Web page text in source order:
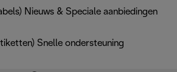
Nieuws & Speciale aanbiedingen
Snelle ondersteuning